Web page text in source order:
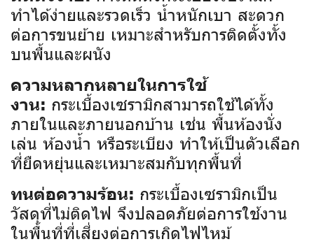
ทำได้ง่ายและรวดเร็ว น้ำหนักเบา สะดวก
ต่อการขนย้าย เหมาะสำหรับการติดตั้งทั้ง
บนพื้นและผนัง
ความหลากหลายในการใช้
งาน: กระเบื้องเซรามิกสามารถใช้ได้ทั้ง
ภายในและภายนอกบ้าน เช่น พื้นห้องนั่ง
เล่น ห้องน้ำ หรือระเบียง ทำให้เป็นตัวเลือก
ที่ยืดหยุ่นและเหมาะสมกับทุกพื้นที่
ทนต่อความร้อน: กระเบื้องเซรามิกเป็น
วัสดุที่ไม่ติดไฟ จึงปลอดภัยต่อการใช้งาน
ในพื้นที่ที่เสี่ยงต่อการเกิดไฟไหม้